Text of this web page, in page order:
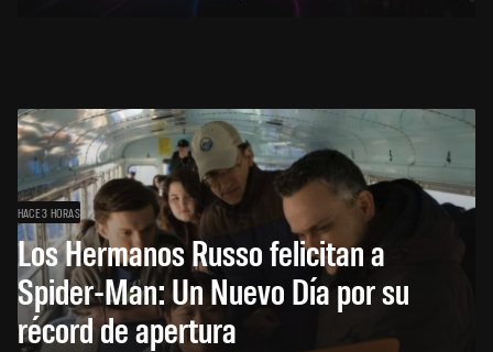
HACE 3 HORAS
Los Hermanos Russo felicitan a
Spider-Man: Un Nuevo Día por su
récord de apertura